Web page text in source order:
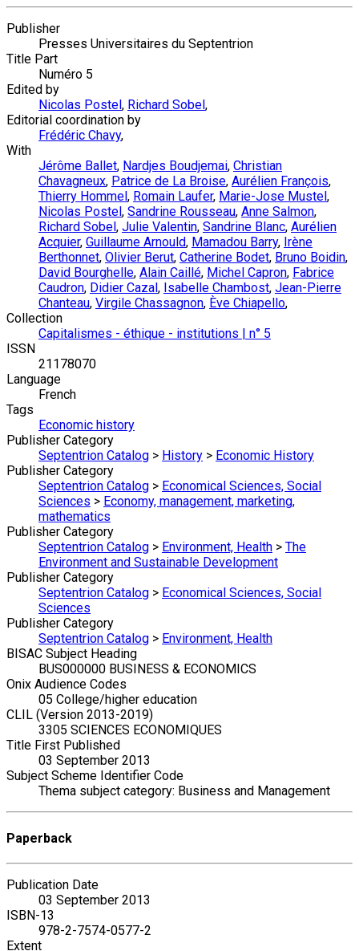
Publisher
Presses Universitaires du Septentrion
Title Part
Numéro 5
Edited by
Nicolas Postel , Richard Sobel ,
Editorial coordination by
Frédéric Chavy,
With
Jérôme Ballet, Nardjes Boudjemai, Christian
Chavagneux, Patrice de La Broise, Aurélien François,
Thierry Hommel , Romain Laufer, Marie-Jose Mustel ,
Nicolas Postel , Sandrine Rousseau, Anne Salmon,
Richard Sobel , Julie Valentin, Sandrine Blanc, Aurélien
Acquier, Guillaume Arnould, Mamadou Barry, Irène
Berthonnet, Olivier Berut, Catherine Bodet, Bruno Boidin,
David Bourghelle, Alain Caillé, Michel Capron, Fabrice
Caudron, Didier Cazal , Isabelle Chambost, Jean-Pierre
Chanteau, Virgile Chassagnon, Ève Chiapello,
Collection
Capitalismes - éthique - institutions | n° 5
ISSN
21178070
Language
French
Tags
Economic history
Publisher Category
Septentrion Catalog > History > Economic History
Publisher Category
Septentrion Catalog > Economical Sciences, Social
Sciences > Economy, management, marketing,
mathematics
Publisher Category
Septentrion Catalog > Environment, Health > The
Environment and Sustainable Development
Publisher Category
Septentrion Catalog > Economical Sciences, Social
Sciences
Publisher Category
Septentrion Catalog > Environment, Health
BISAC Subject Heading
BUS000000 BUSINESS & ECONOMICS
Onix Audience Codes
05 College/higher education
CLIL (Version 2013-2019)
3305 SCIENCES ECONOMIQUES
Title First Published
03 September 2013
Subject Scheme Identifier Code
Thema subject category: Business and Management
Paperback
Publication Date
03 September 2013
ISBN-13
978-2-7574-0577-2
Extent